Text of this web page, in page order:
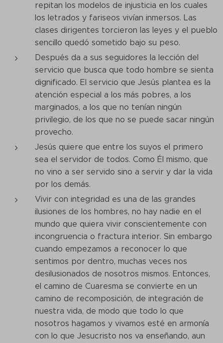
repitan los modelos de injusticia en los cuales
los letrados y fariseos vivían inmersos. Las
clases dirigentes torcieron las leyes y el pueblo
sencillo quedó sometido bajo su peso.
Después da a sus seguidores la lección del
servicio que busca que todo hombre se sienta
dignificado. El servicio que Jesús plantea es la
atención especial a los más pobres, a los
marginados, a los que no tenían ningún
privilegio, de los que no se puede sacar ningún
provecho.
Jesús quiere que entre los suyos el primero
sea el servidor de todos. Como Él mismo, que
no vino a ser servido sino a servir y dar la vida
por los demás.
Vivir con integridad es una de las grandes
ilusiones de los hombres, no hay nadie en el
mundo que quiera vivir conscientemente con
incongruencia o fractura interior. Sin embargo
cuando empezamos a reconocer lo que
sentimos por dentro, muchas veces nos
desilusionados de nosotros mismos. Entonces,
el camino de Cuaresma se convierte en un
camino de recomposición, de integración de
nuestra vida, de modo que todo lo que
nosotros hagamos y vivamos esté en armonía
con lo que Jesucristo nos va enseñando, aun